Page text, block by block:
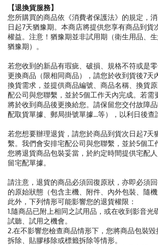
【退換貨服務】
您所購買的商品依《消費者保護法》的規定，
日起7天猶豫期。本商店將提供您享有商品到貨
權益。注意！猶豫期並非試用期（衛生用品、
猶豫期）。
若您收到的新品有瑕疵、破損、規格不符或是
更換商品（限相同商品），請您於收到貨後7天
換貨需求，並提供商品編號、商品名稱、換貨
配公司與您聯繫，並於5個工作天內完成。若需
將於收到商品後更換給您。請保留您交付故障
配取貨單據、郵局掛號單據...等），以利日後查
若您想要辦理退貨，請您於商品到貨次日起7天
繫。我們會安排宅配公司與您聯繫，並於5個工
您將退貨商品包裝妥當，於約定時間提供宅配
留宅配單據。
請注意，退貨的商品必須回復原狀，亦即必須
的原始狀態（包含主機、附件、內外包裝、隨機
此外，下列情形可能影響您的退貨權限：
1.隨商品已附上相同之試用品，或在收到影音光
試聽、試用之機會。
2.在不影響您檢查商品情形下，您將商品包裝
拆除、貼膠移除或標籤拆除等情形。